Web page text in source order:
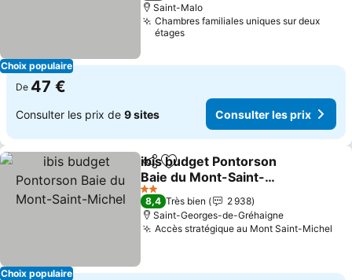
Choix populaire
Saint-Malo
Chambres familiales uniques sur deux
étages
De 47 €
Consulter les prix de 9 sites Consulter les prix
Choix populaire
PartagerAjouter à mes favoris
ibis budget Pontorson
Baie du Mont-Saint-
Michel
Consulter les prix
2 Étoiles
8,4 Très bien
2 938
Saint-Georges-de-Gréhaigne
Accès stratégique au Mont Saint-Michel